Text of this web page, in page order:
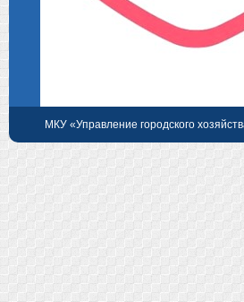
МКУ «Управление городского